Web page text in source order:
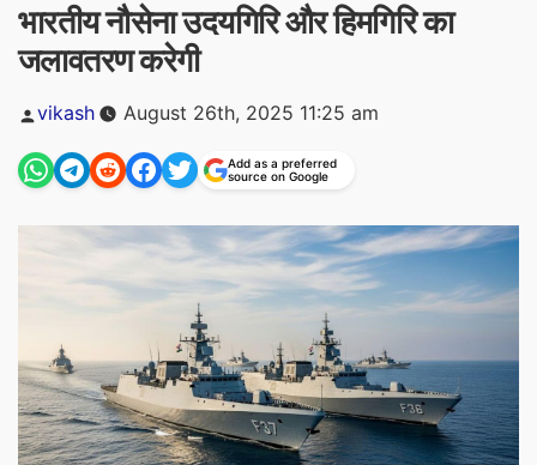
भारतीय नौसेना उदयगिरि और हिमगिरि का
जलावतरण करेगी
Posted
vikash August 26th, 2025 11:25 am
Add as a preferred
source on Google